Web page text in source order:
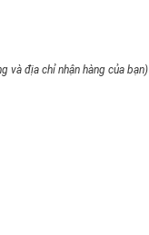
và địa chỉ nhận hàng của bạn)